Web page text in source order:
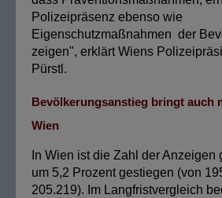
Polizeipräsenz ebenso wie
Eigenschutzmaßnahmen der
zeigen", erklärt Wiens
Pürstl.
Bevölkerungsanstieg bringt auch
Wien
In Wien ist die Zahl der Anzeigen
um 5,2 Prozent gestiegen (von
205.219). Im Langfristvergleich